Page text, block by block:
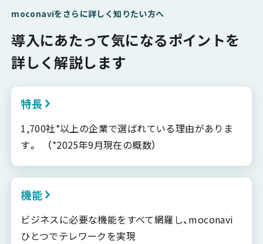
moconaviをさらに詳しく知りたい方へ
導入にあたって気になるポイントを
詳しく解説します
特長
1,700社*以上の企業で選ばれている理由がありま
す。 （*2025年9月現在の概数）
機能
ビジネスに必要な機能をすべて網羅し、moconavi
ひとつでテレワークを実現